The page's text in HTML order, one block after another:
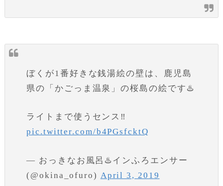
ぼくが1番好きな銭湯絵の壁は、鹿児島
県の「かごっま温泉」の桜島の絵です♨️
ライトまで使うセンス‼️
pic.twitter.com/b4PGsfcktQ
— おっきなお風呂♨️インふろエンサー
(@okina_ofuro) April 3, 2019